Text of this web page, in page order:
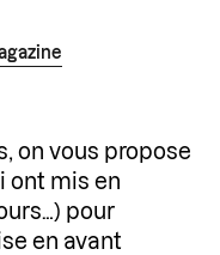
on vous propose
ont mis en
pour
en avant